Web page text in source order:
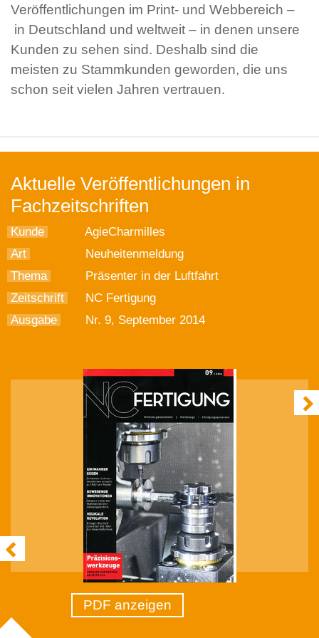
Veröffentlichungen im Print- und Webbereich –
in Deutschland und weltweit – in denen unsere
Kunden zu sehen sind. Deshalb sind die
meisten zu Stammkunden geworden, die uns
schon seit vielen Jahren vertrauen.
Aktuelle Veröffentlichungen in
Fachzeitschriften
Kunde
AgieCharmilles
Art
Neuheitenmeldung
Thema
Präsenter in der Luftfahrt
Zeitschrift
NC Fertigung
Ausgabe
Nr. 9, September 2014
PDF anzeigen